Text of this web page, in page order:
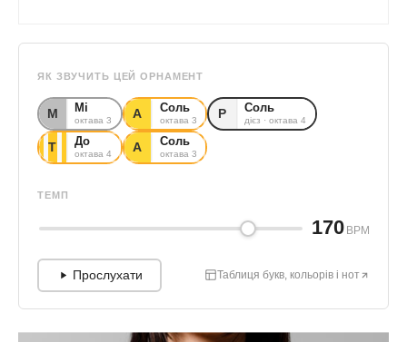
ЯК ЗВУЧИТЬ ЦЕЙ ОРНАМЕНТ
М Мі
октава 3 А Соль
октава 3 Р Соль
дієз · октава 4
Т До
октава 4 А Соль
октава 3
ТЕМП
170 BPM
Прослухати Таблиця букв, кольорів і нот